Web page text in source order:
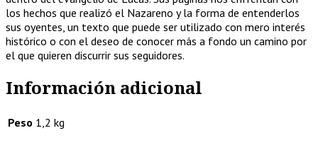
los hechos que realizó el Nazareno y la forma de entenderlos
sus oyentes, un texto que puede ser utilizado con mero interés
histórico o con el deseo de conocer más a fondo un camino por
el que quieren discurrir sus seguidores.
Información adicional
Peso 1,2 kg